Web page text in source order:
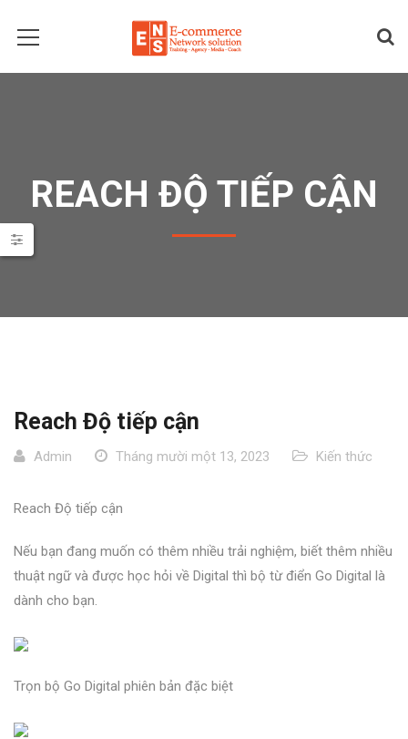
REACH ĐỘ TIẾP CẬN
Reach Độ tiếp cận
Admin Tháng mười một 13, 2023 Kiến thức
Reach Độ tiếp cận
Nếu bạn đang muốn có thêm nhiều trải nghiệm, biết thêm nhiều
thuật ngữ và được học hỏi về Digital thì bộ từ điển Go Digital là
dành cho bạn.
Trọn bộ Go Digital phiên bản đặc biệt